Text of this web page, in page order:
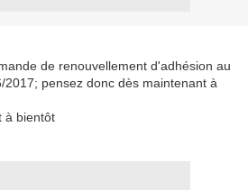
de renouvellement d'adhésion au
pensez donc dès maintenant à
à bientôt